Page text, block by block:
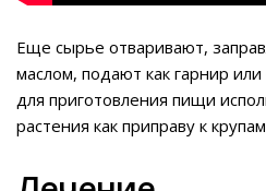
Еще сырье отваривают,
маслом, подают как гарнир
для приготовления пищи
растения как приправу к